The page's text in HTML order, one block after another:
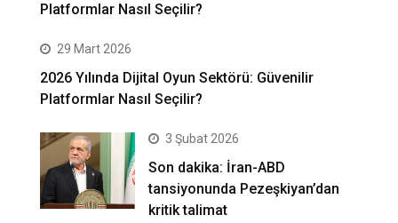
Platformlar Nasıl Seçilir?
29 Mart 2026
2026 Yılında Dijital Oyun Sektörü: Güvenilir
Platformlar Nasıl Seçilir?
3 Şubat 2026
Son dakika: İran-ABD
tansiyonunda Pezeşkiyan’dan
kritik talimat